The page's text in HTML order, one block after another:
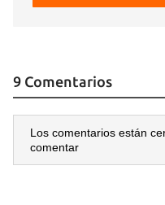
9 Comentarios
Los comentarios están
comentar